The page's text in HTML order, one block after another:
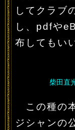
してクラブ
し、pdfや
布してもい
柴田直
この種の
ジシャンの